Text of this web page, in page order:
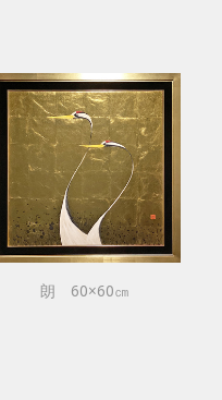
朗 60×60㎝